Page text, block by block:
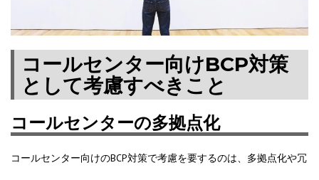
コールセンター向けBCP対策
として考慮すべきこと
コールセンターの多拠点化
コールセンター向けのBCP対策で考慮を要するのは、多拠点化や冗